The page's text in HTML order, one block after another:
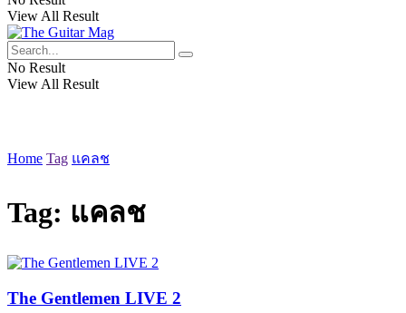
View All Result
No Result
View All Result
Home Tag แคลช
Tag: แคลช
The Gentlemen LIVE 2